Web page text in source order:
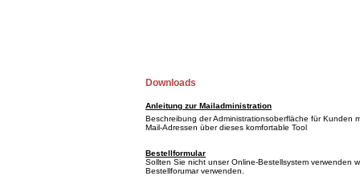
Downloads
Anleitung zur Mailadministration
Beschreibung der Administrationsoberfläche für Kunden
Mail-Adressen über dieses komfortable Tool
Bestellformular
Sollten Sie nicht unser Online-Bestellsystem verwenden
Bestellforumar verwenden.